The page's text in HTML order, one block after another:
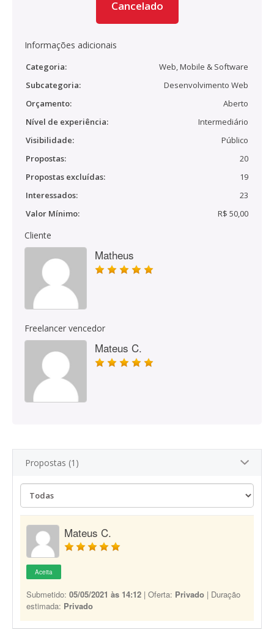
Cancelado
Informações adicionais
Categoria:
Web, Mobile & Software
Subcategoria:
Desenvolvimento Web
Orçamento:
Aberto
Nível de experiência:
Intermediário
Visibilidade:
Público
Propostas:
20
Propostas excluídas:
19
Interessados:
23
Valor Mínimo:
R$ 50,00
Cliente
Matheus
Freelancer vencedor
Mateus C.
Propostas (1)
Mateus C.
Aceita
Submetido: 05/05/2021 às 14:12 | Oferta: Privado | Duração
estimada: Privado